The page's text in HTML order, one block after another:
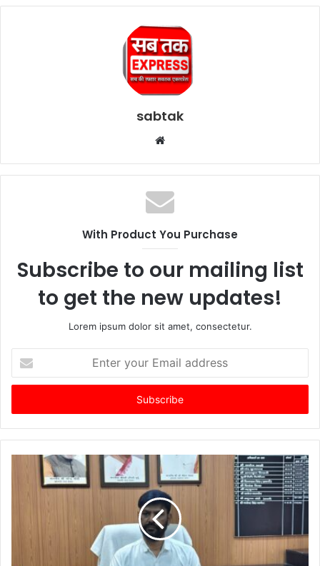
sabtak
Website
With Product You Purchase
Subscribe to our mailing list
to get the new updates!
Lorem ipsum dolor sit amet, consectetur.
your
Email